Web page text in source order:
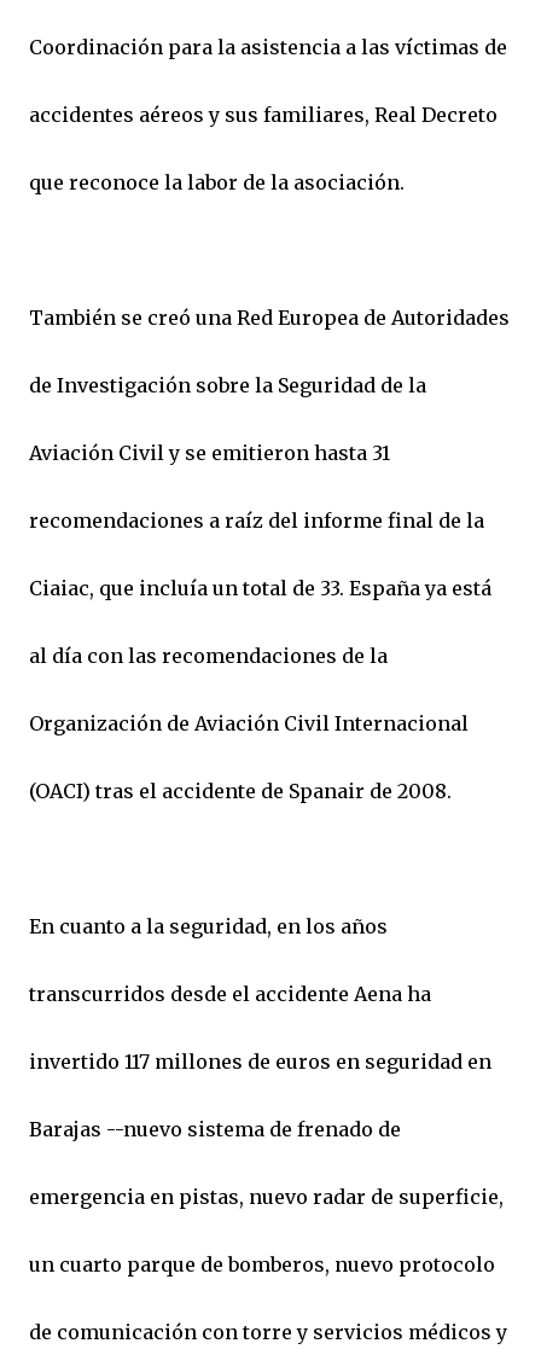
Coordinación para la asistencia a las víctimas de
accidentes aéreos y sus familiares, Real Decreto
que reconoce la labor de la asociación.
También se creó una Red Europea de Autoridades
de Investigación sobre la Seguridad de la
Aviación Civil y se emitieron hasta 31
recomendaciones a raíz del informe final de la
Ciaiac, que incluía un total de 33. España ya está
al día con las recomendaciones de la
Organización de Aviación Civil Internacional
(OACI) tras el accidente de Spanair de 2008.
En cuanto a la seguridad, en los años
transcurridos desde el accidente Aena ha
invertido 117 millones de euros en seguridad en
Barajas --nuevo sistema de frenado de
emergencia en pistas, nuevo radar de superficie,
un cuarto parque de bomberos, nuevo protocolo
de comunicación con torre y servicios médicos y